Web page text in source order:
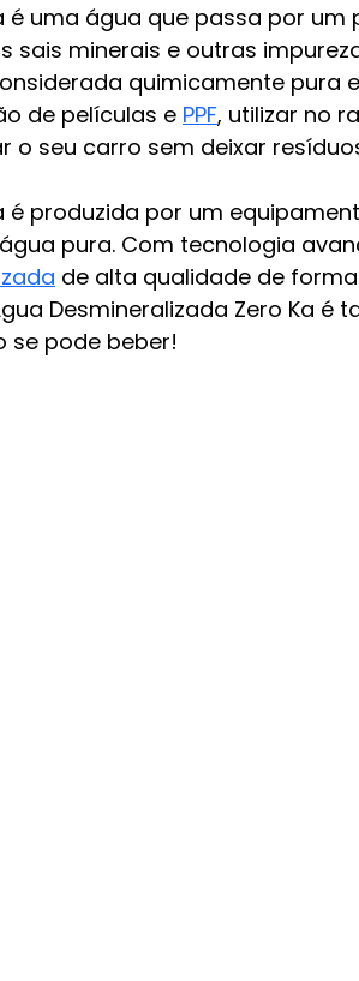
é uma água que passa por
sais minerais e outras
quimicamente pura
de películas e PPF, utilizar no
o seu carro sem deixar
é produzida por um
pura. Com tecnologia
de alta qualidade de
Desmineralizada Zero Ka é
se pode beber!